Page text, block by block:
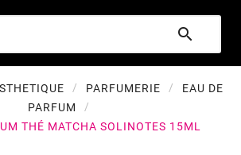

PARFUMERIE
EAU DE
PARFUM
THÉ MATCHA SOLINOTES 15ML